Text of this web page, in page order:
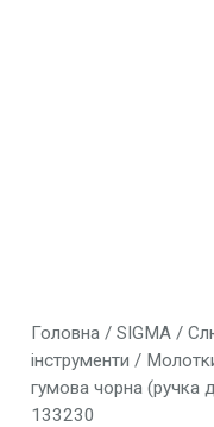
Головна/ SIGMA/
інструменти /
гумова чорна (ручка
133230